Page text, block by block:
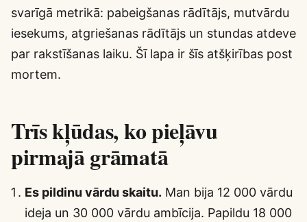
svarīgā metrikā: pabeigšanas rādītājs, mutvārdu
iesekums, atgriešanas rādītājs un stundas atdeve
par rakstīšanas laiku. Šī lapa ir šīs atšķirības post
mortem.
Trīs kļūdas, ko pieļāvu
pirmajā grāmatā
Es pildinu vārdu skaitu. Man bija 12 000 vārdu
ideja un 30 000 vārdu ambīcija. Papildu 18 000